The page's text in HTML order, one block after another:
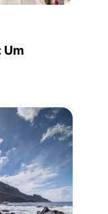
Um